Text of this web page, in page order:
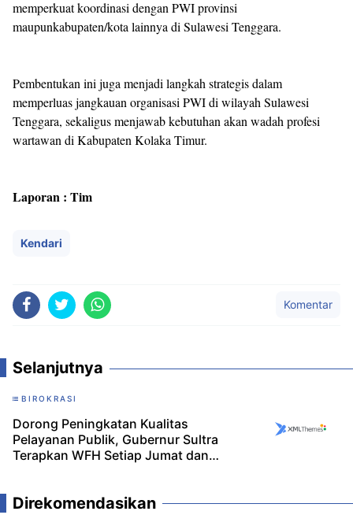
memperkuat koordinasi dengan PWI provinsi
maupunkabupaten/kota lainnya di Sulawesi Tenggara.
Pembentukan ini juga menjadi langkah strategis dalam
memperluas jangkauan organisasi PWI di wilayah Sulawesi
Tenggara, sekaligus menjawab kebutuhan akan wadah profesi
wartawan di Kabupaten Kolaka Timur.
Laporan : Tim
Kendari
Komentar
Selanjutnya
BIROKRASI
Dorong Peningkatan Kualitas
Pelayanan Publik, Gubernur Sultra
Terapkan WFH Setiap Jumat dan
Direkomendasikan